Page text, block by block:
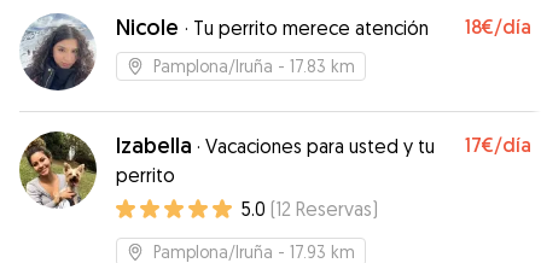
ellos. Repetiremos sin duda.
Nicole · Tu perrito merece atención 18€/día
Pamplona/Iruña - 17.83 km
Izabella · Vacaciones para usted y tu
perrito
17€/día
5.0 (12 Reservas)
Pamplona/Iruña - 17.93 km